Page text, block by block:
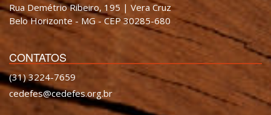
Rua Demétrio Ribeiro, 195 | Vera Cruz
Belo Horizonte - MG - CEP 30285-680
CONTATOS
(31) 3224-7659
cedefes@cedefes.org.br